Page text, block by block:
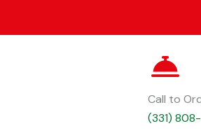
Call to
(331)